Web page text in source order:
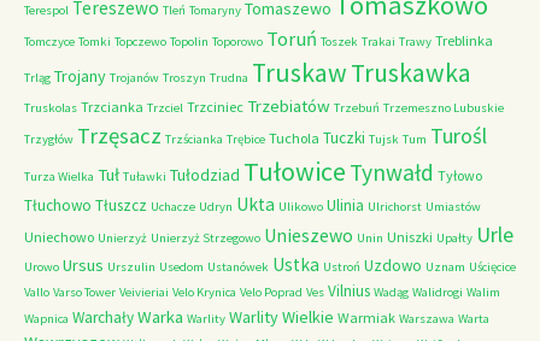
Terespol Tereszewo Tleń Tomaryny Tomaszewo
Tomczyce Tomki Topczewo Topolin Toporowo Toruń Toszek Trakai Trawy Treblinka
Trląg Trojany Trojanów Troszyn Trudna TruskawTruskawka
Truskolas Trzcianka Trzciel Trzciniec Trzebiatów Trzebuń Trzemeszno Lubuskie
Trzygłów Trzęsacz Trzścianka Trębice Tuchola Tuczki Tujsk Tum Turośl
Turza Wielka Tuł Tuławki Tułodziad Tułowice Tynwałd Tyłowo
Tłuchowo Tłuszcz Uchacze Udryn Ukta Ulikowo Ulinia Ulrichorst Umiastów
Uniechowo Unierzyż Unierzyż Strzegowo Unieszewo Unin Uniszki Upałty Urle
Urowo Ursus Urszulin Usedom Ustanówek Ustka Ustroń Uzdowo Uznam Uścięcice
Vallo Varso Tower Veivieriai Velo Krynica Velo Poprad Ves Vilnius Wadąg Walidrogi Walim
Wapnica WarchałyWarka Warlity Warlity Wielkie Warmiak Warszawa Warta